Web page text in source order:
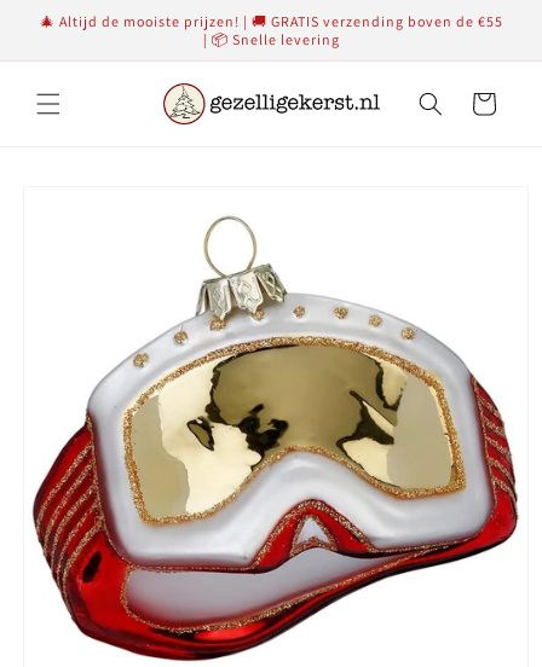
naar de
🎄 Altijd de mooiste prijzen! | 🚚 GRATIS verzending boven de €55
| 📦 Snelle levering
Winkelwagen